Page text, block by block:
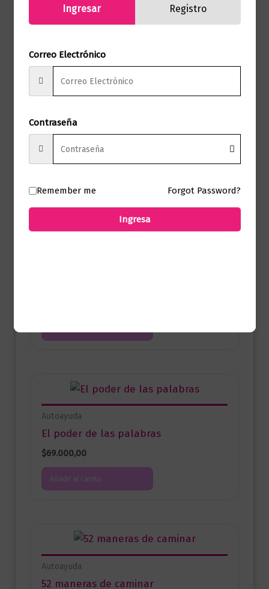
Presentación Tapa Blanda
Solo los usuarios registrados que hayan
una valoración.
Autoayuda
El poder de las palabras
$69.000,00
Añadir al carrito
Autoayuda
52 maneras de caminar
Ingresar Registro
Correo Electrónico
Contraseña
Remember me Forgot Password?
Ingresa